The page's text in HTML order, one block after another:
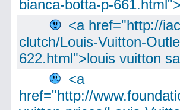
bianca-botta-p-
<a href="http://
clutch/Louis-Vuitton-
622.html">louis vuitton
<a
href="http://